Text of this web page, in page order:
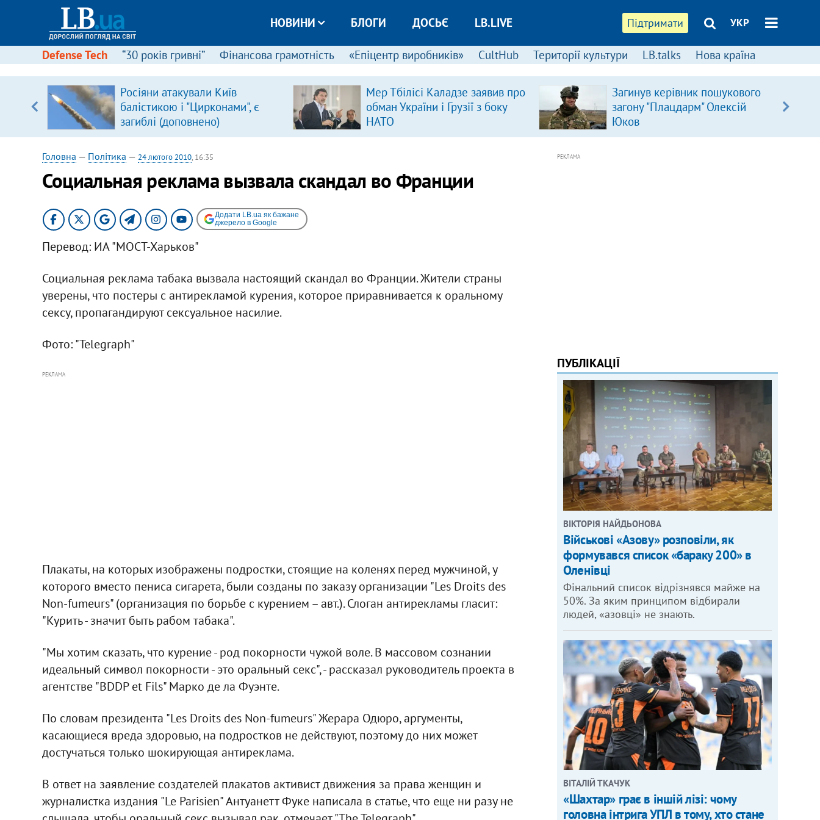
Підтримати УКР
НОВИНИ БЛОГИ ДОСЬЄ LB.LIVE
Defense Tech “30 років гривні” Фінансова грамотність «Епіцентр виробників» CultHub Території культури LB.talks Нова країна
Росіяни атакували Київ
балістикою і "Цирконами", є
загиблі (доповнено)
Мер Тбілісі Каладзе заявив про
обман України і Грузії з боку
НАТО
Загинув керівник пошукового
загону "Плацдарм" Олексій
Юков
Головна — Політика — 24 лютого 2010, 16:35
Социальная реклама вызвала скандал во Франции
Додати LB.ua як бажане
джерело в Google
Перевод: ИА "МОСТ-Харьков"
Социальная реклама табака вызвала настоящий скандал во Франции. Жители страны
уверены, что постеры с антирекламой курения, которое приравнивается к оральному
сексу, пропагандируют сексуальное насилие.
Фото: "Telegraph"
РЕКЛАМА
Плакаты, на которых изображены подростки, стоящие на коленях перед мужчиной, у
которого вместо пениса сигарета, были созданы по заказу организации "Les Droits des
Non-fumeurs" (организация по борьбе с курением – авт.). Слоган антирекламы гласит:
"Курить - значит быть рабом табака".
"Мы хотим сказать, что курение - род покорности чужой воле. В массовом сознании
идеальный символ покорности - это оральный секс", - рассказал руководитель проекта в
агентстве "BDDP et Fils" Марко де ла Фуэнте.
По словам президента "Les Droits des Non-fumeurs" Жерара Одюро, аргументы,
касающиеся вреда здоровью, на подростков не действуют, поэтому до них может
достучаться только шокирующая антиреклама.
В ответ на заявление создателей плакатов активист движения за права женщин и
журналистка издания "Le Parisien" Антуанетт Фуке написала в статье, что еще ни разу не
РЕКЛАМА
ПУБЛІКАЦІЇ
ВІКТОРІЯ НАЙДЬОНОВА
Військові «Азову» розповіли, як
формувався список «бараку 200» в
Оленівці
Фінальний список відрізнявся майже на
50%. За яким принципом відбирали
людей, «азовці» не знають.
ВІТАЛІЙ ТКАЧУК
«Шахтар» грає в іншій лізі: чому
головна інтрига УПЛ в тому, хто стане